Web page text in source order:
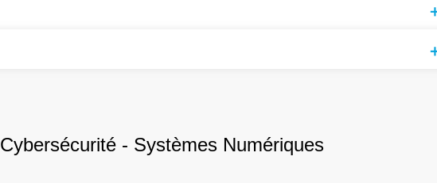
Cybersécurité - Systèmes Numériques